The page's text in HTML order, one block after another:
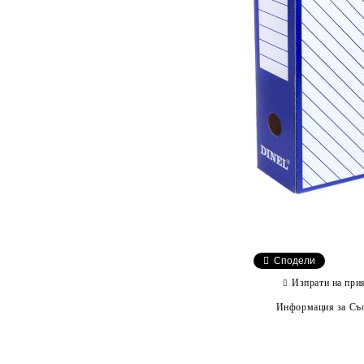
Сподели
Изпрати на
Информация за